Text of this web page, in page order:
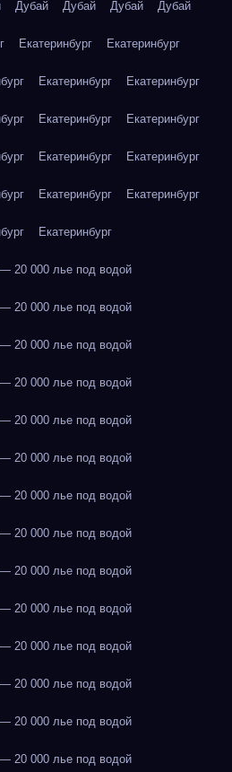
Дубай Дубай Дубай Дубай
Екатеринбург Екатеринбург
Екатеринбург Екатеринбург
Екатеринбург Екатеринбург
Екатеринбург Екатеринбург
Екатеринбург Екатеринбург
Екатеринбург
20 000 лье под водой
20 000 лье под водой
20 000 лье под водой
20 000 лье под водой
20 000 лье под водой
20 000 лье под водой
20 000 лье под водой
20 000 лье под водой
20 000 лье под водой
20 000 лье под водой
20 000 лье под водой
20 000 лье под водой
20 000 лье под водой
20 000 лье под водой